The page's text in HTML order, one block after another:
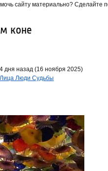
сайту материально? Сделайте
коне
дня назад (16 ноября 2025)
Лица Люди Судьбы